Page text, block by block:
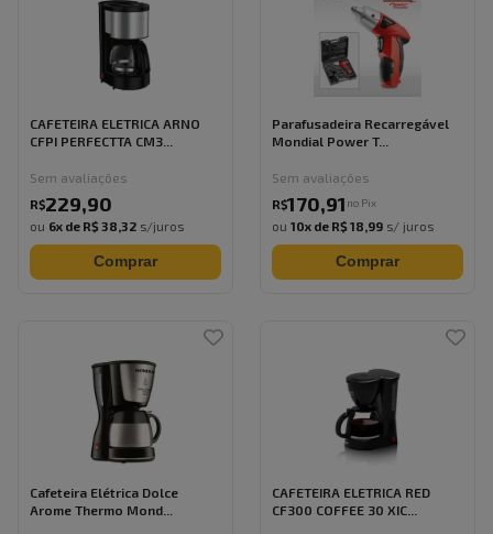
CAFETEIRA ELETRICA ARNO
CFPI PERFECTTA CM3...
Sem avaliações
R$229,90
ou 6x de R$ 38,32 s/juros
Comprar
Parafusadeira Recarregável
Mondial Power T...
Sem avaliações
R$170,91 no Pix
ou 10x de R$ 18,99 s/ juros
Comprar
Cafeteira Elétrica Dolce
Arome Thermo Mond...
CAFETEIRA ELETRICA RED
CF300 COFFEE 30 XIC...